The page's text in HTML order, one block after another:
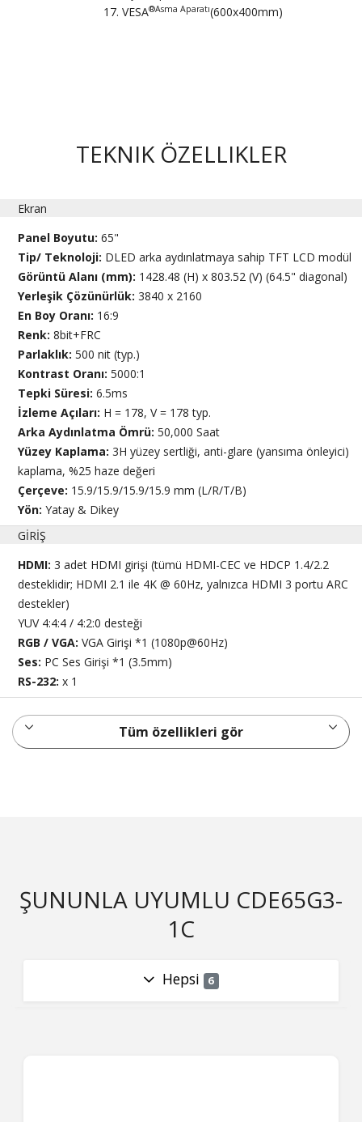
VESA®Asma Aparatı(600x400mm)
TEKNIK ÖZELLIKLER
Ekran
Panel Boyutu:65"
Tip/ Teknoloji: DLED arka aydınlatmaya sahip TFT LCD modül
Görüntü Alanı (mm): 1428.48 (H) x 803.52 (V) (64.5" diagonal)
Yerleşik Çözünürlük:3840 x 2160
En Boy Oranı: 16:9
Renk:8bit+FRC
Parlaklık:500 nit (typ.)
Kontrast Oranı:5000:1
Tepki Süresi:6.5ms
İzleme Açıları: H = 178, V = 178 typ.
Arka Aydınlatma Ömrü:50,000 Saat
Yüzey Kaplama:3H yüzey sertliği, anti-glare (yansıma önleyici)
kaplama, %25 haze değeri
Çerçeve: 15.9/15.9/15.9/15.9 mm (L/R/T/B)
Yön:Yatay & Dikey
GİRİŞ
HDMI:3 adet HDMI girişi (tümü HDMI-CEC ve HDCP 1.4/2.2
desteklidir; HDMI 2.1 ile 4K @ 60Hz, yalnızca HDMI 3 portu ARC
destekler)
YUV 4:4:4 / 4:2:0 desteği
RGB / VGA:VGA Girişi *1 (1080p@60Hz)
Ses: PC Ses Girişi *1 (3.5mm)
RS-232:x 1
Tüm özellikleri gör
ŞUNUNLA UYUMLU CDE65G3-
1C
Hepsi 6